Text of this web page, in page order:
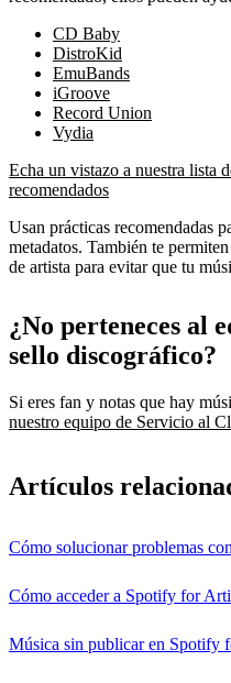
CD Baby
DistroKid
EmuBands
iGroove
Record Union
Vydia
Echa un vistazo a nuestra lista
recomendados
Usan prácticas recomendadas
metadatos. También te
de artista para evitar que tu
¿No perteneces al
sello discográfico?
Si eres fan y notas que hay
nuestro equipo de Servicio al
Artículos
Cómo solucionar problemas
Cómo acceder a Spotify for
Música sin publicar en Spotify